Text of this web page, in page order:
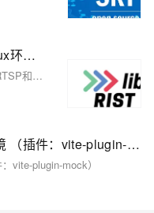
FFmpeg开发笔记（三十四）Linux环境给FFmpeg集成libsrt和librist
《FFmpeg开发实战》书中介绍了直播的RTSP和RTMP协议，以及新协议SRT和RIST。SRT是安全可靠传输协议，RIST是可靠的互联网流传输协议，两者于2017年发布。腾讯视频云采用SRT改善推流卡顿。以下是Linux环境下为FFmpeg集成libsrt和librist的步骤：下载安装源码，配置、编译和安装。要启用这些库，需重新配置FFmpeg，添加相关选项，然后编译和安装。成功后，通过`ffmpeg -version`检查版本信息以确认启用SRT和RIST支持。详细过程可参考书中相应章节。
Vite 项目中如何去集成 Mock 环境 （插件：vite-plugin-mock）
vite-plugin-mock）